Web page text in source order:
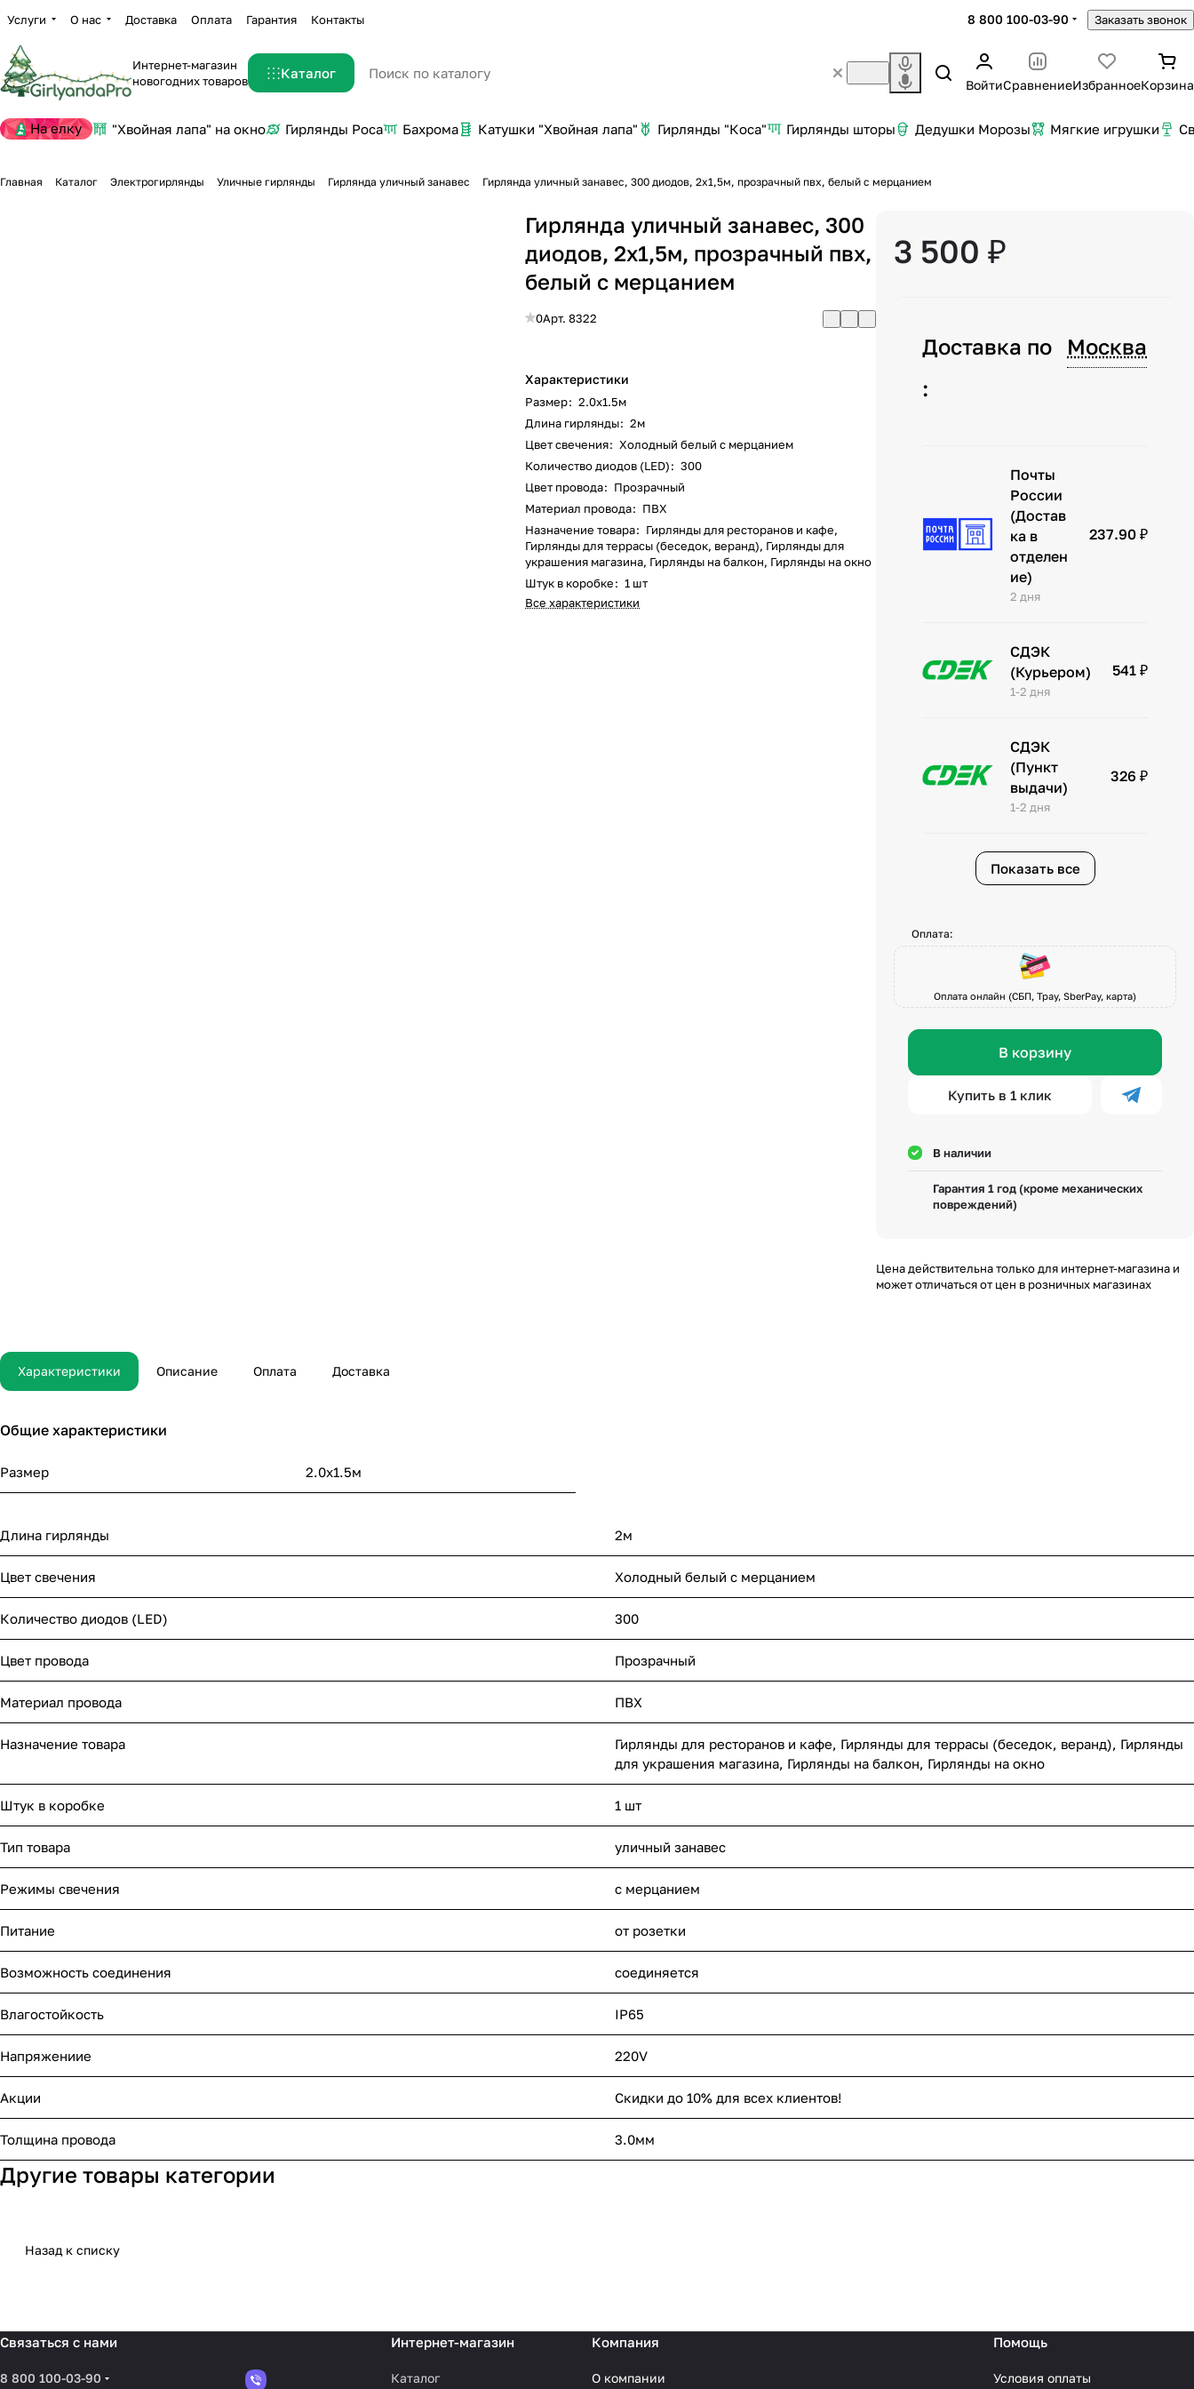
Услуги О нас Доставка Оплата Гарантия Контакты 8 800 100-03-90 Заказать звонок
Интернет-магазин
новогодних товаров
Каталог
ВойтиСравнениеИзбранноеКорзина
На елку "Хвойная лапа" на окно Гирлянды Роса Бахрома Катушки "Хвойная лапа" Гирлянды "Коса" Гирлянды шторы Дедушки Морозы Мягкие игрушки
Главная Каталог Электрогирлянды Уличные гирлянды Гирлянда уличный занавес Гирлянда уличный занавес, 300 диодов, 2x1,5м, прозрачный пвх, белый с мерцанием
Гирлянда уличный занавес, 300
диодов, 2x1,5м, прозрачный пвх,
белый с мерцанием
0Арт.8322
Характеристики
Размер: 2.0х1.5м
Длина гирлянды: 2м
Цвет свечения: Холодный белый с мерцанием
Количество диодов (LED): 300
Цвет провода: Прозрачный
Материал провода: ПВХ
Назначение товара: Гирлянды для ресторанов и кафе,
Гирлянды для террасы (беседок, веранд), Гирлянды для
украшения магазина, Гирлянды на балкон, Гирлянды на окно
Штук в коробке: 1 шт
Все характеристики
3 500 ₽
Доставка по
Москва
:
Почты
России
(Достав
ка в
отделен
ие)
2 дня
237.90 ₽
СДЭК
(Курьером)
1-2 дня
541 ₽
СДЭК
(Пункт
выдачи)
1-2 дня
326 ₽
Показать все
Оплата:
Оплата онлайн (СБП, Tpay, SberPay, карта)
В корзину
Купить в 1 клик
В наличии
Гарантия 1 год (кроме механических
повреждений)
Цена действительна только для интернет-магазина и
может отличаться от цен в розничных магазинах
Характеристики Описание Оплата Доставка
Общие характеристики
Размер 2.0х1.5м
Длина гирлянды 2м
Цвет свечения Холодный белый с мерцанием
Количество диодов (LED) 300
Цвет провода Прозрачный
Материал провода ПВХ
Назначение товара
Гирлянды для ресторанов и кафе, Гирлянды для террасы (беседок, веранд), Гирлянды
для украшения магазина, Гирлянды на балкон, Гирлянды на окно
Штук в коробке 1 шт
Тип товара уличный занавес
Режимы свечения с мерцанием
Питание от розетки
Возможность соединения соединяется
Влагостойкость IP65
Напряжениие 220V
Акции Скидки до 10% для всех клиентов!
Толщина провода 3.0мм
Другие товары категории
Назад к списку
Связаться с нами
8 800 100-03-90
Интернет-магазин
Каталог
Компания
О компании
Помощь
Условия оплаты